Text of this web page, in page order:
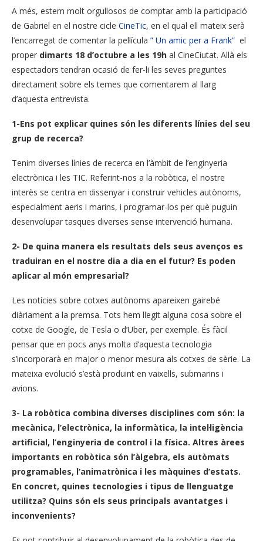
A més, estem molt orgullosos de comptar amb la participació
de Gabriel en el nostre cicle CineTic, en el qual ell mateix serà
l’encarregat de comentar la pel·lícula ” Un amic per a Frank” el
proper dimarts 18 d’octubre a les 19h al CineCiutat. Allà els
espectadors tendran ocasió de fer-li les seves preguntes
directament sobre els temes que comentarem al llarg
d’aquesta entrevista.
1-Ens pot explicar quines són les diferents línies del seu
grup de recerca?
Tenim diverses línies de recerca en l’àmbit de l’enginyeria
electrònica i les TIC. Referint-nos a la robòtica, el nostre
interès se centra en dissenyar i construir vehicles autònoms,
especialment aeris i marins, i programar-los per què puguin
desenvolupar tasques diverses sense intervenció humana.
2- De quina manera els resultats dels seus avenços es
traduiran en el nostre dia a dia en el futur? Es poden
aplicar al món empresarial?
Les notícies sobre cotxes autònoms apareixen gairebé
diàriament a la premsa. Tots hem llegit alguna cosa sobre el
cotxe de Google, de Tesla o d’Uber, per exemple. És fàcil
pensar que en pocs anys molta d’aquesta tecnologia
s’incorporarà en major o menor mesura als cotxes de sèrie. La
mateixa evolució s’està produint en vaixells, submarins i
avions.
3- La robòtica combina diverses disciplines com són: la
mecànica, l’electrònica, la informàtica, la intel·ligència
artificial, l’enginyeria de control i la física. Altres àrees
importants en robòtica són l’àlgebra, els autòmats
programables, l’animatrònica i les màquines d’estats.
En concret, quines tecnologies i tipus de llenguatge
utilitza? Quins són els seus principals avantatges i
inconvenients?